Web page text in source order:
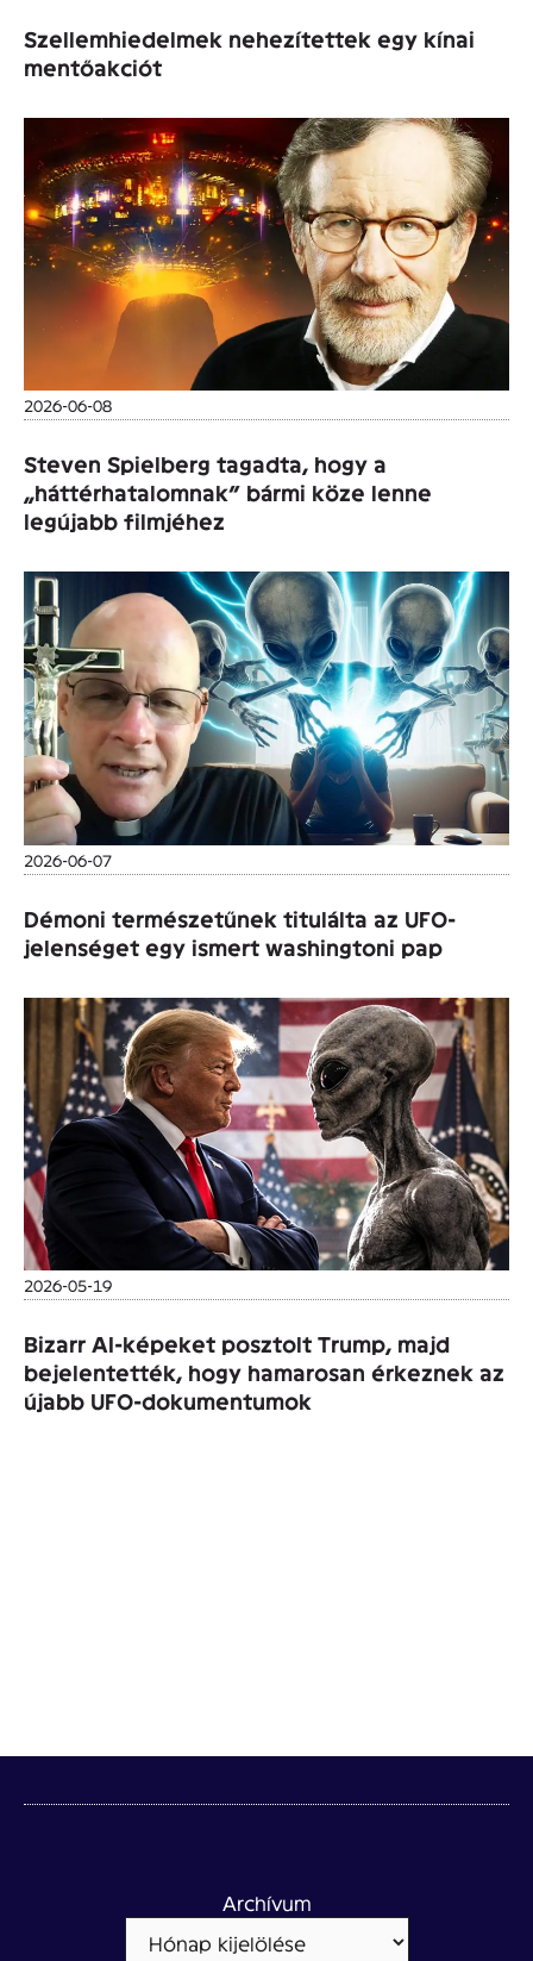
Szellemhiedelmek nehezítettek egy kínai
mentőakciót
2026-06-08
Steven Spielberg tagadta, hogy a
„háttérhatalomnak” bármi köze lenne
legújabb filmjéhez
2026-06-07
Démoni természetűnek titulálta az UFO-
jelenséget egy ismert washingtoni pap
2026-05-19
Bizarr AI-képeket posztolt Trump, majd
bejelentették, hogy hamarosan érkeznek az
újabb UFO-dokumentumok
Archívum